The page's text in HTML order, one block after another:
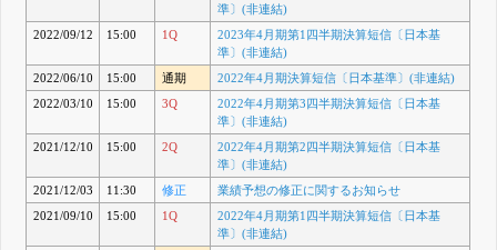
準〕(非連結)
2022/09/12
15:00 1Q
2023年4月期第1四半期決算短信〔日本基
準〕(非連結)
2022/06/10
15:00 通期
2022年4月期決算短信〔日本基準〕(非連結)
2022/03/10
15:00 3Q
2022年4月期第3四半期決算短信〔日本基
準〕(非連結)
2021/12/10
15:00 2Q
2022年4月期第2四半期決算短信〔日本基
準〕(非連結)
2021/12/03
11:30 修正
業績予想の修正に関するお知らせ
2021/09/10
15:00 1Q
2022年4月期第1四半期決算短信〔日本基
準〕(非連結)